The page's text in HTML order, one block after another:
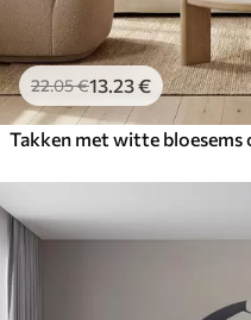
22.05€13 .23€